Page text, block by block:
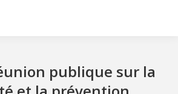
publique sur la